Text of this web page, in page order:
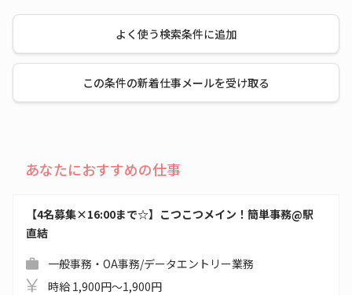
よく使う検索条件に追加
この条件の新着仕事メールを受け取る
あなたにおすすめの仕事
【4名募集×16:00まで☆】こつこつメイン！簡単事務@駅
直結
一般事務・OA事務/データエントリー業務
時給 1,900円～1,900円